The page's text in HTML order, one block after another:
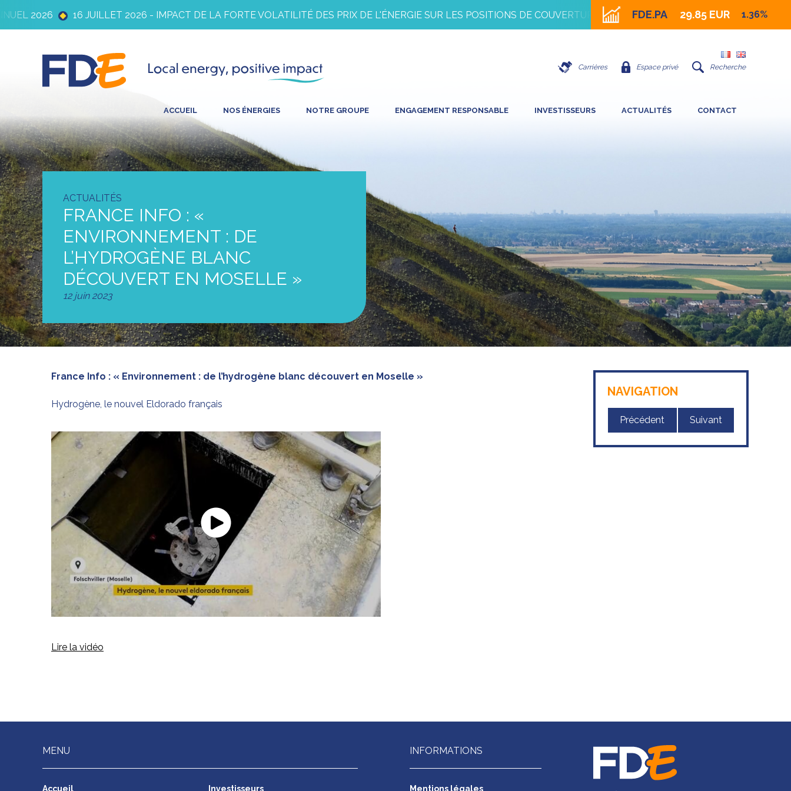
2026 16 JUILLET 2026 - IMPACT DE LA FORTE VOLATILITÉ DES PRIX DE L'ÉNERGIE SUR LES POSITIONS DE COUVERTURE FY 2026 DU GROUPE
FDE.PA 29.85 EUR 1.36%
Carrières Espace privé Recherche
ACCUEIL NOS ÉNERGIES NOTRE GROUPE ENGAGEMENT RESPONSABLE INVESTISSEURS ACTUALITÉS CONTACT
ACTUALITÉS
FRANCE INFO : «
ENVIRONNEMENT : DE
L’HYDROGÈNE BLANC
DÉCOUVERT EN MOSELLE »
12 juin 2023
France Info : « Environnement : de l’hydrogène blanc découvert en Moselle »
Hydrogène, le nouvel Eldorado français
Lire la vidéo
NAVIGATION
Précédent Suivant
MENU
Accueil Investisseurs
INFORMATIONS
Mentions légales